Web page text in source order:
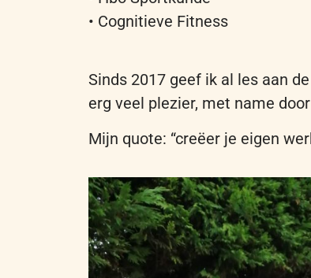
• Cognitieve Fitness
Sinds 2017 geef ik al les aan
erg veel plezier, met name
Mijn quote: “creëer je eigen